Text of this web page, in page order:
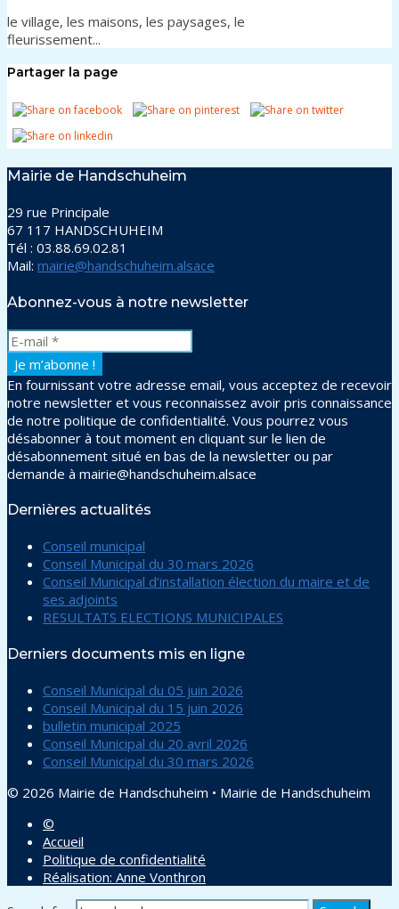
le village, les maisons, les paysages, le
fleurissement...
Partager la page
Mairie de Handschuheim
29 rue Principale
67 117 HANDSCHUHEIM
Tél : 03.88.69.02.81
Mail: mairie@handschuheim.alsace
Abonnez-vous à notre newsletter
En fournissant votre adresse email, vous acceptez de recevoir
notre newsletter et vous reconnaissez avoir pris connaissance
de notre politique de confidentialité. Vous pourrez vous
désabonner à tout moment en cliquant sur le lien de
désabonnement situé en bas de la newsletter ou par
demande à mairie@handschuheim.alsace
Dernières actualités
Conseil municipal
Conseil Municipal du 30 mars 2026
Conseil Municipal d’installation élection du maire et de
ses adjoints
RESULTATS ELECTIONS MUNICIPALES
Derniers documents mis en ligne
Conseil Municipal du 05 juin 2026
Conseil Municipal du 15 juin 2026
bulletin municipal 2025
Conseil Municipal du 20 avril 2026
Conseil Municipal du 30 mars 2026
© 2026 Mairie de Handschuheim • Mairie de Handschuheim
©
Accueil
Politique de confidentialité
Réalisation: Anne Vonthron